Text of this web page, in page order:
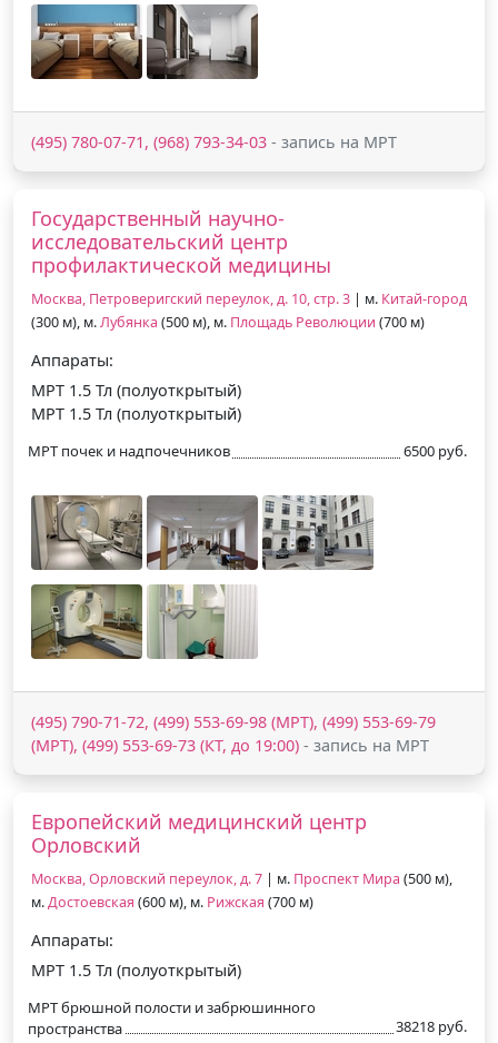
(495) 780-07-71, (968) 793-34-03 - запись на МРТ
Государственный научно-
исследовательский центр
профилактической медицины
Москва, Петроверигский переулок, д. 10, стр. 3 | м. Китай-город
(300 м), м.Лубянка (500 м), м. Площадь Революции (700 м)
Аппараты:
МРТ 1.5 Тл (полуоткрытый)
МРТ 1.5 Тл (полуоткрытый)
МРТ почек и надпочечников 6500 руб.
(495) 790-71-72, (499) 553-69-98 (МРТ), (499) 553-69-79
(МРТ), (499) 553-69-73 (КТ, до 19:00) - запись на МРТ
Европейский медицинский центр
Орловский
Москва, Орловский переулок, д. 7 | м. Проспект Мира (500 м),
м.Достоевская (600 м), м. Рижская (700 м)
Аппараты:
МРТ 1.5 Тл (полуоткрытый)
МРТ брюшной полости и забрюшинного
пространства
38218 руб.